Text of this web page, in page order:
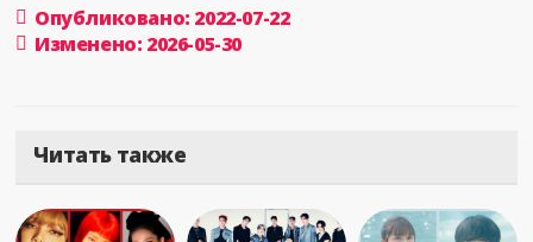
Опубликовано: 2022-07-22
Изменено: 2026-05-30
Читать также